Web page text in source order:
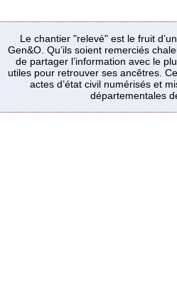
Le chantier "relevé" est le fruit
Gen&O. Qu’ils soient remerciés
de partager l’information avec le
utiles pour retrouver ses ancêtres.
actes d’état civil numérisés et
départementales